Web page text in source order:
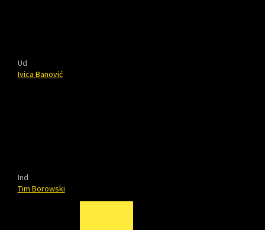
Ud
Ivica Banović
Ind
Tim Borowski